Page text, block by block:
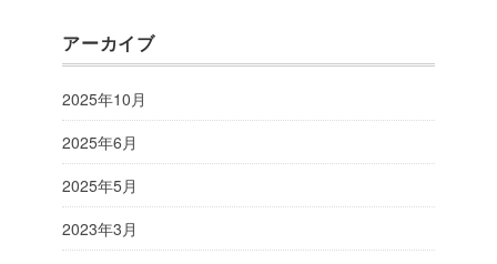
アーカイブ
2025年10月
2025年6月
2025年5月
2023年3月